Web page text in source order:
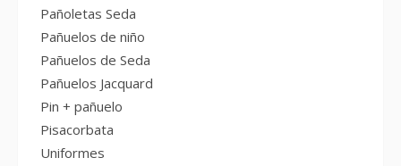
Pañoletas Seda
Pañuelos de niño
Pañuelos de Seda
Pañuelos Jacquard
Pin + pañuelo
Pisacorbata
Uniformes